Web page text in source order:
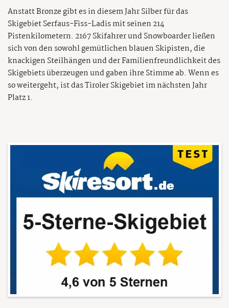
Anstatt Bronze gibt es in diesem Jahr Silber für das
Skigebiet Serfaus-Fiss-Ladis mit seinen 214
Pistenkilometern. 2167 Skifahrer und Snowboarder ließen
sich von den sowohl gemütlichen blauen Skipisten, die
knackigen Steilhängen und der Familienfreundlichkeit des
Skigebiets überzeugen und gaben ihre Stimme ab. Wenn es
so weitergeht, ist das Tiroler Skigebiet im nächsten Jahr
Platz 1.